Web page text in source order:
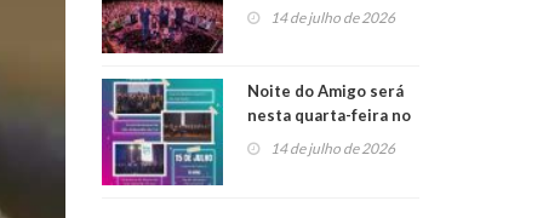
do Jota Quest nos 45
anos da Sicredi Ouro
14 de julho de 2026
Noite do Amigo será
nesta quarta-feira no
Centro de Cultura de
14 de julho de 2026